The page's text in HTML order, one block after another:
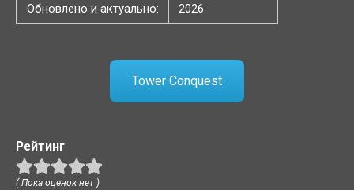
Обновлено и актуально:
2026
Tower Conquest
Рейтинг
( Пока оценок нет )